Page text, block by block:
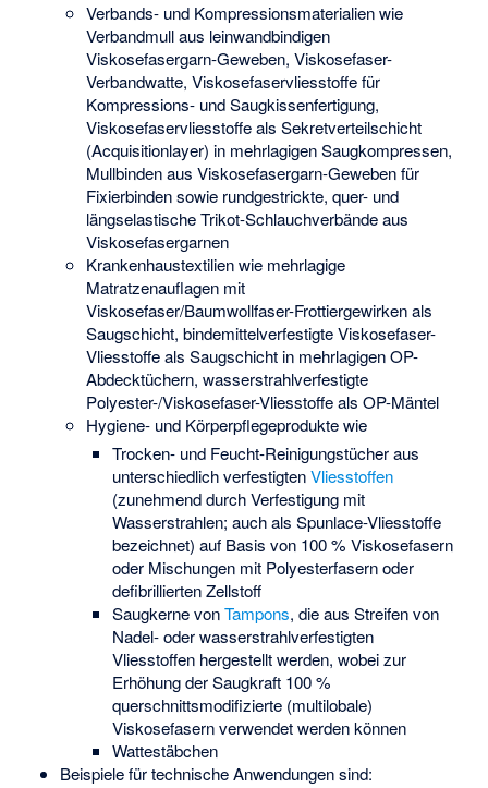
Verbands- und Kompressionsmaterialien wie
Verbandmull aus leinwandbindigen
Viskosefasergarn-Geweben, Viskosefaser-
Verbandwatte, Viskosefaservliesstoffe für
Kompressions- und Saugkissenfertigung,
Viskosefaservliesstoffe als Sekretverteilschicht
(Acquisitionlayer) in mehrlagigen Saugkompressen,
Mullbinden aus Viskosefasergarn-Geweben für
Fixierbinden sowie rundgestrickte, quer- und
längselastische Trikot-Schlauchverbände aus
Viskosefasergarnen
Krankenhaustextilien wie mehrlagige
Matratzenauflagen mit
Viskosefaser/Baumwollfaser-Frottiergewirken als
Saugschicht, bindemittelverfestigte Viskosefaser-
Vliesstoffe als Saugschicht in mehrlagigen OP-
Abdecktüchern, wasserstrahlverfestigte
Polyester-/Viskosefaser-Vliesstoffe als OP-Mäntel
Hygiene- und Körperpflegeprodukte wie
Trocken- und Feucht-Reinigungstücher aus
unterschiedlich verfestigtenVliesstoffen
(zunehmend durch Verfestigung mit
Wasserstrahlen; auch als Spunlace-Vliesstoffe
bezeichnet) auf Basis von 100 % Viskosefasern
oder Mischungen mit Polyesterfasern oder
defibrillierten Zellstoff
Saugkerne vonTampons, die aus Streifen von
Nadel- oder wasserstrahlverfestigten
Vliesstoffen hergestellt werden, wobei zur
Erhöhung der Saugkraft 100 %
querschnittsmodifizierte (multilobale)
Viskosefasern verwendet werden können
Wattestäbchen
Beispiele für technische Anwendungen sind: